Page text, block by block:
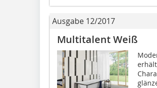
Ausgabe 12/2017
Multitalent Weiß